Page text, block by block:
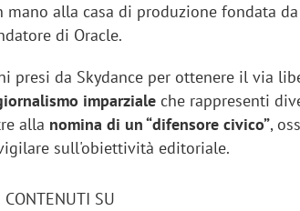
mano alla casa di produzione fondata
di Oracle.
presi da Skydance per ottenere il via
imparziale che rappresenti
alla nomina di un “difensore civico”,
sull'obiettività editoriale.
CONTENUTI SU